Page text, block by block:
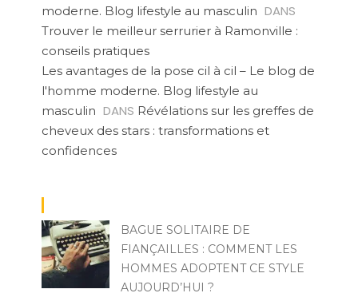
moderne. Blog lifestyle au masculin DANS
Trouver le meilleur serrurier à Ramonville :
conseils pratiques
Les avantages de la pose cil à cil – Le blog de
l'homme moderne. Blog lifestyle au
masculin DANS Révélations sur les greffes de
cheveux des stars : transformations et
confidences
BAGUE SOLITAIRE DE
FIANÇAILLES : COMMENT LES
HOMMES ADOPTENT CE STYLE
AUJOURD’HUI ?